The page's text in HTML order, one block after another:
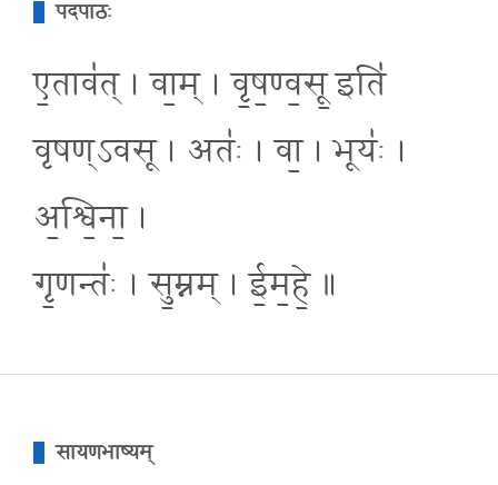
पदपाठः
ए॒ताव॑त् । वा॒म् । वृ॒ष॒ण्व॒सू॒ इति॑
वृषण्ऽवसू । अतः॑ । वा॒ । भूयः॑ ।
अ॒श्वि॒ना॒ ।
गृ॒णन्तः॑ । सु॒म्नम् । ई॒म॒हे॒ ॥
सायणभाष्यम्